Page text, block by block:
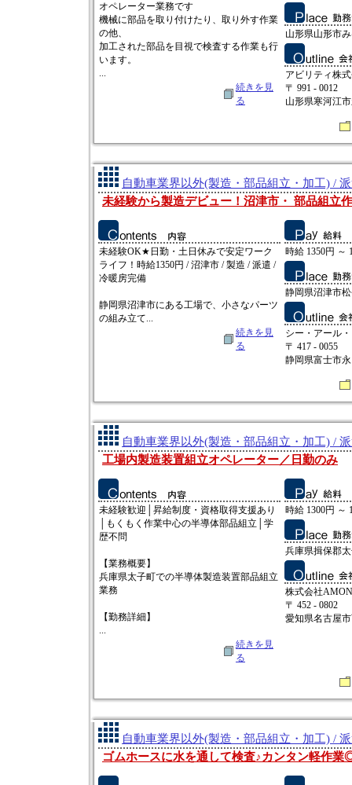
オペレーター業務です
機械に部品を取り付けたり、取り外す作業
の他、
加工された部品を目視で検査する作業も行
います。
...
続きを見
る
山形県山形市
アビリティ株
〒 991 - 0012
山形県寒河江
自動車業界以外(製造・部品組立・加工) /
未経験から製造デビュー！沼津市・ 部品組立
未経験OK★日勤・土日休みで安定ワーク
ライフ！時給1350円 / 沼津市 / 製造 / 派遣 /
冷暖房完備
静岡県沼津市にある工場で、小さなパーツ
の組み立て...
続きを見
る
時給 1350円 ～
静岡県沼津市
シー・アール
〒 417 - 0055
静岡県富士市
自動車業界以外(製造・部品組立・加工) /
工場内製造装置組立オペレーター／日勤のみ
未経験歓迎│昇給制度・資格取得支援あり
│もくもく作業中心の半導体部品組立│学
歴不問
【業務概要】
兵庫県太子町での半導体製造装置部品組立
業務
【勤務詳細】
...
続きを見
る
時給 1300円 ～
兵庫県揖保郡
株式会社AMON
〒 452 - 0802
愛知県名古屋
自動車業界以外(製造・部品組立・加工) /
ゴムホースに水を通して検査♪カンタン軽作業